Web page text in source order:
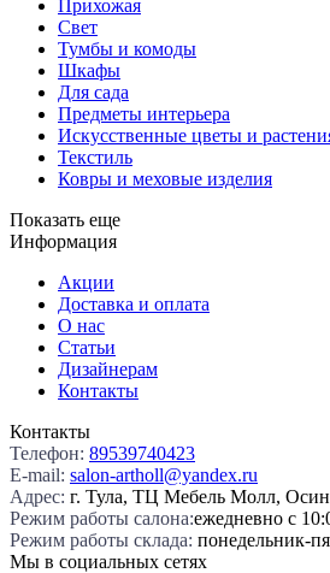
Прихожая
Свет
Тумбы и комоды
Шкафы
Для сада
Предметы интерьера
Искусственные цветы и
Текстиль
Ковры и меховые изделия
Показать еще
Информация
Акции
Доставка и оплата
О нас
Статьи
Дизайнерам
Контакты
Контакты
Телефон: 89539740423
E-mail: salon-artholl@yandex.ru
Адрес: г. Тула, ТЦ Мебель Молл,
Режим работы салона:ежедневно с
Режим работы склада: понедельник-
Мы в социальных сетях